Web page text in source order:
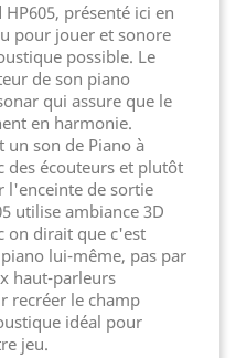
présenté ici en
pour jouer et sonore
possible. Le
de son piano
qui assure que le
en harmonie.
un son de Piano à
des écouteurs et plutôt
l'enceinte de sortie
utilise ambiance 3D
on dirait que c'est
lui-même, pas par
haut-parleurs
recréer le champ
idéal pour
jeu.